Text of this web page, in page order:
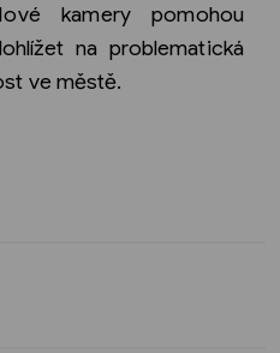
kamery pomohou
na problematická
ve městě.